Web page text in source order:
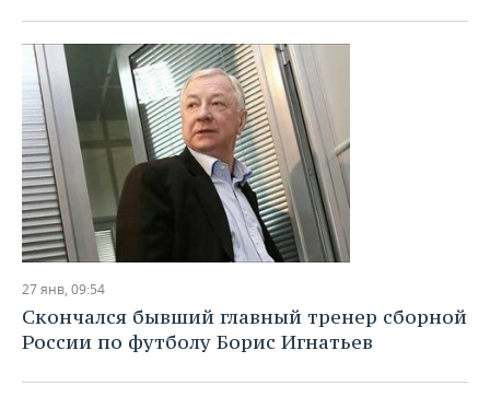
27 янв, 09:54
Скончался бывший главный тренер сборной
России по футболу Борис Игнатьев